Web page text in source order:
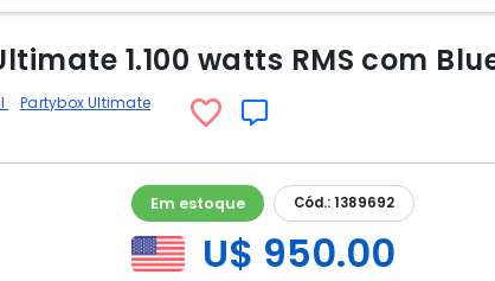
Distribuidores oficiais Xiaomi
1.100 watts RMS com
Partybox Ultimate
Em estoque Cód.: 1389692
U$ 950.00